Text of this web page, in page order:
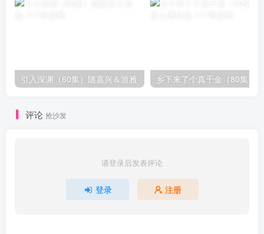
引入深渊（60集）随嘉兴＆游雅
评论 抢沙发
请登录后发表评论
登录 注册